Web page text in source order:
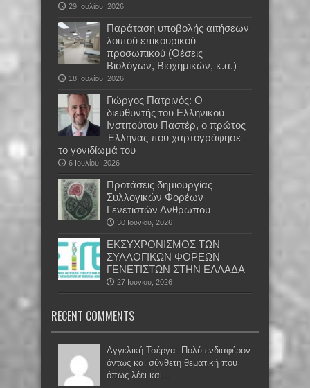
29 Ιουλίου, 2026
Παράταση υποβολής αιτήσεων
λοιπού επικουρικού
προσωπικού (Θέσεις
Βιολόγων, Βιοχημικών, κ.α.)
18 Ιουλίου, 2026
Γιώργος Πατρινός: Ο
διευθυντής του Ελληνικού
Ινστιτούτου Παστέρ, ο πρώτος
Έλληνας που χαρτογράφησε
το γονιδίωμά του
6 Ιουλίου, 2026
Προτάσεις δημιουργίας
Συλλογικών Φορέων
Γενετιστών Ανθρώπου
30 Ιουνίου, 2026
EKΣΥΧΡΟΝΙΣΜΟΣ ΤΩΝ
ΣΥΛΛΟΓΙΚΩΝ ΦΟΡΕΩΝ
ΓΕΝΕΤΙΣΤΩΝ ΣΤΗΝ ΕΛΛΑΔΑ
27 Ιουνίου, 2026
RECENT COMMENTS
Αγγελική Τσέργα: Πολύ ενδιαφέρον
όντως και σύνθετη θεματική που
όπως λέει και...